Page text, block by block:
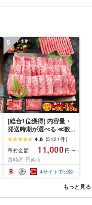
5
[総合1位獲得] 内容量・
発送時期が選べる ≪数
量限定≫ 宮崎牛 赤身 ス
ライス 焼肉 国産 肉 牛肉
薄切り 黒毛和牛 A4 A5
人気 小分け 焼き肉 すき
焼き しゃぶしゃぶ 牛丼
BBQ ギフト 贈り物 おす
すめ 畜産農家応援 ミヤ
4.6 (5121件)
寄付金額
11,000 円〜
宮崎県 日南市
4サイトで比較
もっと見る